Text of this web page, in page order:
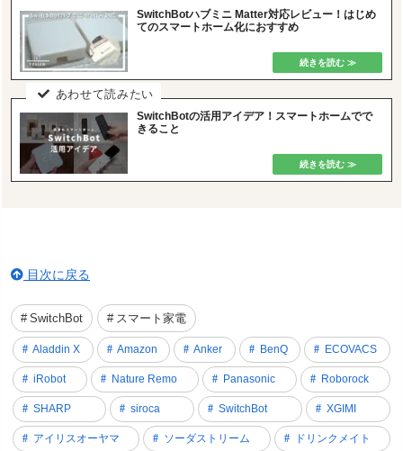
SwitchBotハブミニ Matter対応レビュー！はじめ
てのスマートホーム化におすすめ
SwitchBotの活用アイデア！スマートホームでで
きること
目次に戻る
SwitchBot スマート家電
Aladdin X Amazon Anker BenQ ECOVACS
iRobot Nature Remo Panasonic Roborock
SHARP siroca SwitchBot XGIMI
アイリスオーヤマ ソーダストリーム ドリンクメイト